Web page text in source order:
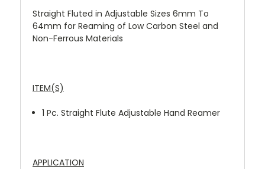
Straight Fluted in Adjustable Sizes 6mm To
64mm for Reaming of Low Carbon Steel and
Non-Ferrous Materials
ITEM(S)
1 Pc.Straight Flute Adjustable Hand Reamer
APPLICATION